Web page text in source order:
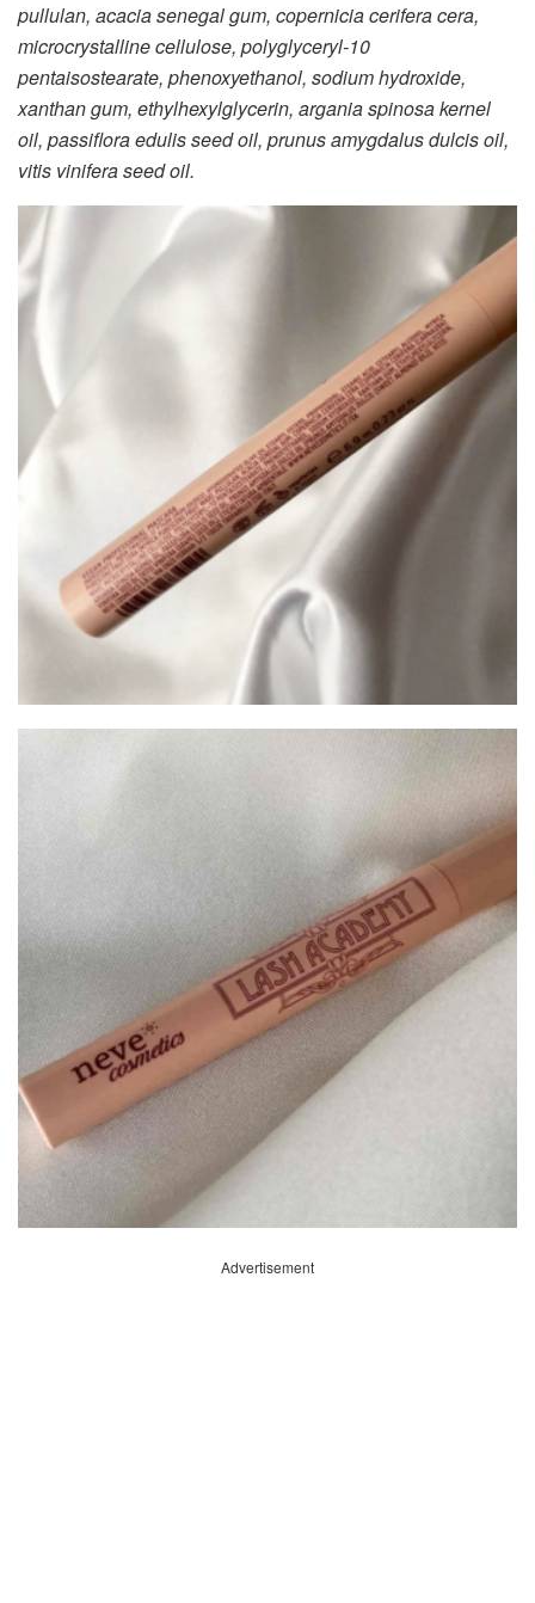
pullulan, acacia senegal gum, copernicia cerifera cera,
microcrystalline cellulose, polyglyceryl-10
pentaisostearate, phenoxyethanol, sodium hydroxide,
xanthan gum, ethylhexylglycerin, argania spinosa kernel
oil, passiflora edulis seed oil, prunus amygdalus dulcis oil,
vitis vinifera seed oil.
Advertisement